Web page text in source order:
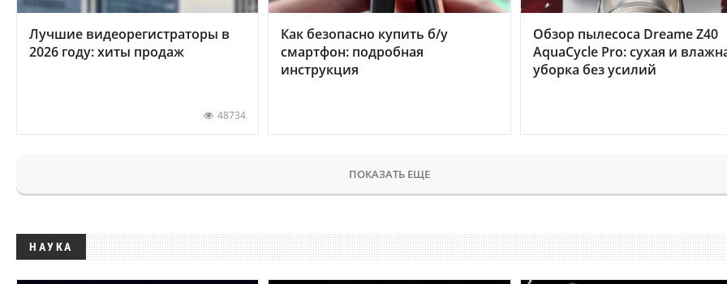
Лучшие видеорегистраторы в
2026 году: хиты продаж
48734
Как безопасно купить б/у
смартфон: подробная
инструкция
Обзор пылесоса Dreame Z40
AquaCycle Pro: сухая и
уборка без усилий
ПОКАЗАТЬ ЕЩЕ
НАУКА